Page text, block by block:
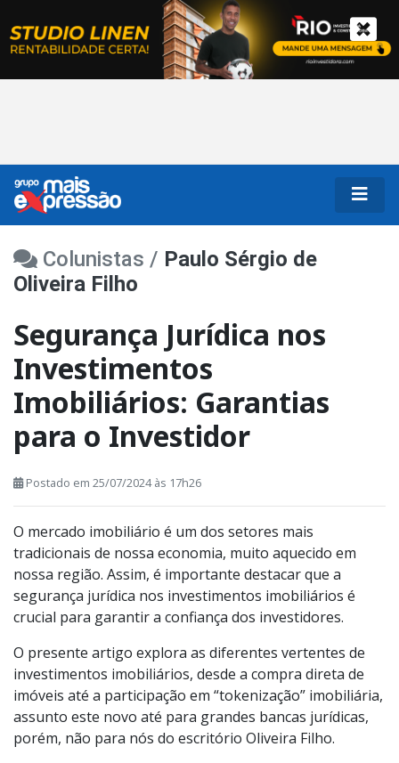
Colunistas / Paulo Sérgio de
Oliveira Filho
Segurança Jurídica nos
Investimentos
Imobiliários: Garantias
para o Investidor
Postado em 25/07/2024 às 17h26
O mercado imobiliário é um dos setores mais
tradicionais de nossa economia, muito aquecido em
nossa região. Assim, é importante destacar que a
segurança jurídica nos investimentos imobiliários é
crucial para garantir a confiança dos investidores.
O presente artigo explora as diferentes vertentes de
investimentos imobiliários, desde a compra direta de
imóveis até a participação em “tokenização” imobiliária,
assunto este novo até para grandes bancas jurídicas,
porém, não para nós do escritório Oliveira Filho.